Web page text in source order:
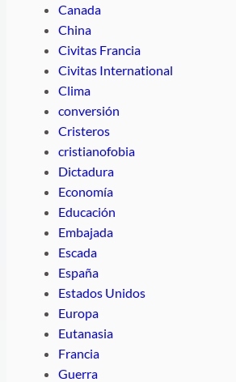
Canada
China
Civitas Francia
Civitas International
Clima
conversión
Cristeros
cristianofobia
Dictadura
Economía
Educación
Embajada
Escada
España
Estados Unidos
Europa
Eutanasia
Francia
Guerra